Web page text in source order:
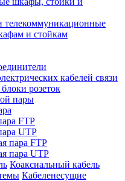
и стойкам
кабелей связи
розеток
пары
FTP
UTP
пара FTP
пара UTP
Коаксиальный кабель
Кабеленесущие